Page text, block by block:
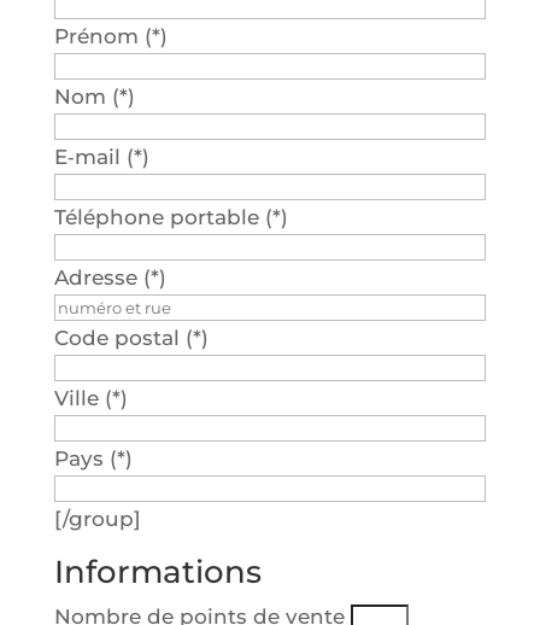
Pré­nom (*)
Nom (*)
E‑mail (*)
Télé­phone por­table (*)
Adresse (*)
Code pos­tal (*)
Ville (*)
Pays (*)
[/group]
Informations
Nombre de points de vente